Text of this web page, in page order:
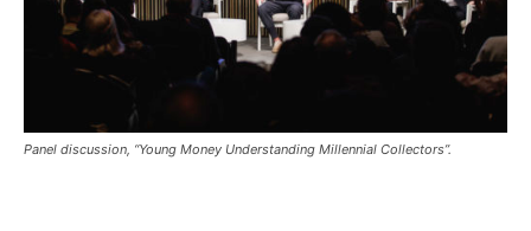
Panel discussion, “Young Money Understanding Millennial Collectors”.